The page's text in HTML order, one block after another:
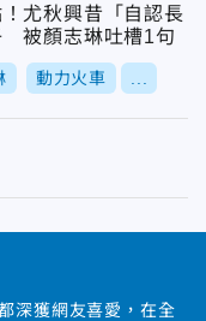
！尤秋興昔「自認長
被顏志琳吐槽1句
動力火車
深獲網友喜愛，在全